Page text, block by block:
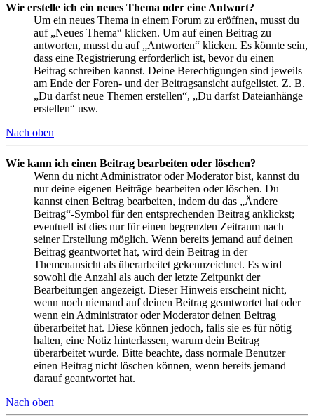
Wie erstelle ich ein neues Thema oder eine Antwort?
Um ein neues Thema in einem Forum zu eröffnen, musst du
auf „Neues Thema“ klicken. Um auf einen Beitrag zu
antworten, musst du auf „Antworten“ klicken. Es könnte sein,
dass eine Registrierung erforderlich ist, bevor du einen
Beitrag schreiben kannst. Deine Berechtigungen sind jeweils
am Ende der Foren- und der Beitragsansicht aufgelistet. Z. B.
„Du darfst neue Themen erstellen“, „Du darfst Dateianhänge
erstellen“ usw.
Nach oben
Wie kann ich einen Beitrag bearbeiten oder löschen?
Wenn du nicht Administrator oder Moderator bist, kannst du
nur deine eigenen Beiträge bearbeiten oder löschen. Du
kannst einen Beitrag bearbeiten, indem du das „Ändere
Beitrag“-Symbol für den entsprechenden Beitrag anklickst;
eventuell ist dies nur für einen begrenzten Zeitraum nach
seiner Erstellung möglich. Wenn bereits jemand auf deinen
Beitrag geantwortet hat, wird dein Beitrag in der
Themenansicht als überarbeitet gekennzeichnet. Es wird
sowohl die Anzahl als auch der letzte Zeitpunkt der
Bearbeitungen angezeigt. Dieser Hinweis erscheint nicht,
wenn noch niemand auf deinen Beitrag geantwortet hat oder
wenn ein Administrator oder Moderator deinen Beitrag
überarbeitet hat. Diese können jedoch, falls sie es für nötig
halten, eine Notiz hinterlassen, warum dein Beitrag
überarbeitet wurde. Bitte beachte, dass normale Benutzer
einen Beitrag nicht löschen können, wenn bereits jemand
darauf geantwortet hat.
Nach oben